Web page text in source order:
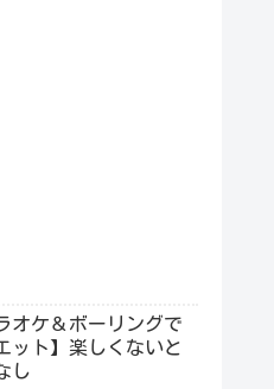
オケ＆ボーリングで
ット】楽しくないと
し